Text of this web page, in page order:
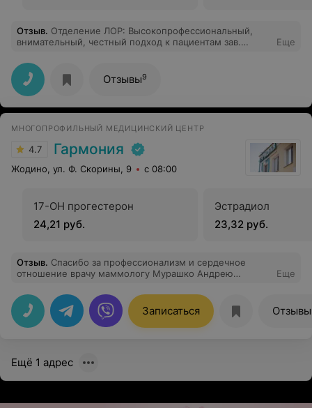
Отзыв. Отделение ЛОР: Высокопрофессиональный,
внимательный, честный подход к пациентам зав.
работа команды отделения, реальная забота о
здоровье людей и вежливое отношение оставили
очень благоприятное впечатление. Дальнейших
успехов коллективу данного отделения и больницы.
Рекомендую.
Еще
Отзывы9
МНОГОПРОФИЛЬНЫЙ МЕДИЦИНСКИЙ ЦЕНТР
4.7 Гармония
Жодино, ул. Ф. Скорины, 9 с 08:00
17-ОН прогестерон
24,21 руб.
Эстрадиол
23,32 руб.
Отзыв. Спасибо за профессионализм и сердечное
отношение врачу маммологу Мурашко Андрею
Еще
Записаться Отзывы
Ещё 1 адрес